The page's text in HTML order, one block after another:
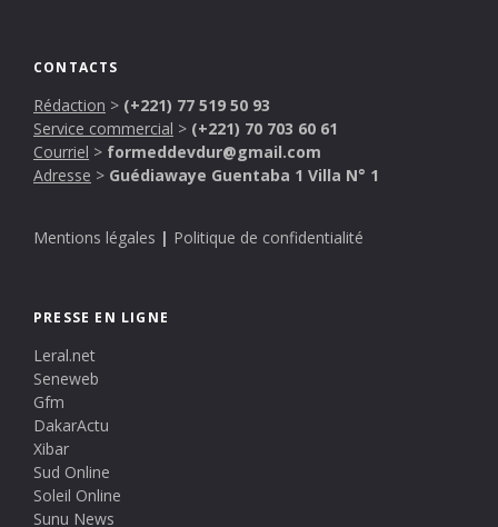
CONTACTS
Rédaction > (+221) 77 519 50 93
Service commercial > (+221) 70 703 60 61
Courriel > formeddevdur@gmail.com
Adresse > Guédiawaye Guentaba 1 Villa N° 1
Mentions légales | Politique de confidentialité
PRESSE EN LIGNE
Leral.net
Seneweb
Gfm
DakarActu
Xibar
Sud Online
Soleil Online
Sunu News